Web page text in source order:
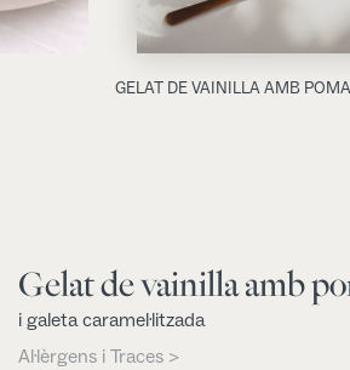
GELAT DE VAINILLA AMB
Gelat de vainilla amb
i galeta caramel·litzada
Al·lèrgens i Traces >